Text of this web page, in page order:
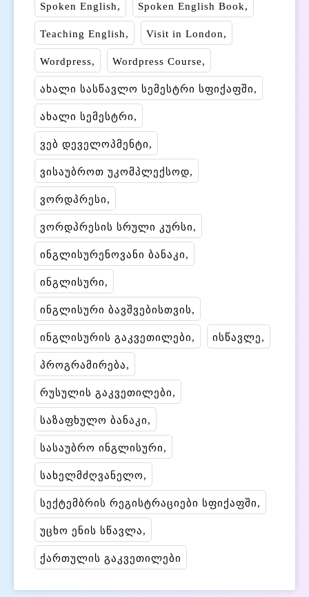
Spoken English Spoken English Book
Teaching English Visit in London
Wordpress Wordpress Course
ახალი სასწავლო სემესტრი სფიქაფში
ახალი სემესტრი
ვებ დეველოპმენტი
ვისაუბროთ უკომპლექსოდ
ვორდპრესი
ვორდპრესის სრული კურსი
ინგლისურენოვანი ბანაკი
ინგლისური
ინგლისური ბავშვებისთვის
ინგლისურის გაკვეთილები ისწავლე
პროგრამირება
რუსულის გაკვეთილები
საზაფხულო ბანაკი
სასაუბრო ინგლისური
სახელმძღვანელო
სექტემბრის რეგისტრაციები სფიქაფში
უცხო ენის სწავლა
ქართულის გაკვეთილები